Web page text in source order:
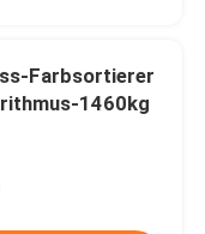
Farbsortierer
1460kg